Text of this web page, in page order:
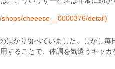
cheeese__0000376/detail)
ばかり食べていました。しかし毎
することで、体調を気遣うキッ